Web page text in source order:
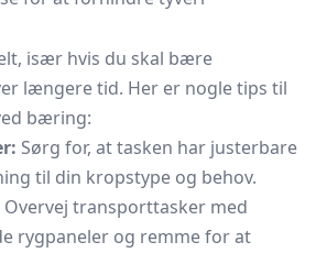
især hvis du skal bære
længere tid. Her er nogle tips til
bæring:
Sørg for, at tasken har justerbare
til din kropstype og behov.
Overvej transporttasker med
rygpaneler og remme for at